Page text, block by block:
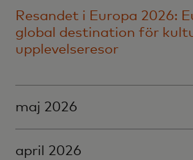
Resandet i Europa 2026:
global destination för
upplevelseresor
maj 2026
april 2026